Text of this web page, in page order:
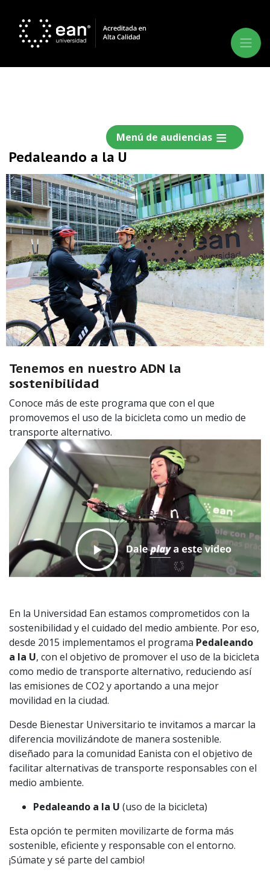
Menú de audiencias
Pedaleando a la U
Tenemos en nuestro ADN la
sostenibilidad
Conoce más de este programa que con el que
promovemos el uso de la bicicleta como un medio de
transporte alternativo.
En la Universidad Ean estamos comprometidos con la
sostenibilidad y el cuidado del medio ambiente. Por eso,
desde 2015 implementamos el programa Pedaleando
a la U, con el objetivo de promover el uso de la bicicleta
como medio de transporte alternativo, reduciendo así
las emisiones de CO2 y aportando a una mejor
movilidad en la ciudad.
Desde Bienestar Universitario te invitamos a marcar la
diferencia movilizándote de manera sostenible.
diseñado para la comunidad Eanista con el objetivo de
facilitar alternativas de transporte responsables con el
medio ambiente.
Pedaleando a la U (uso de la bicicleta)
Esta opción te permiten movilizarte de forma más
sostenible, eficiente y responsable con el entorno.
¡Súmate y sé parte del cambio!